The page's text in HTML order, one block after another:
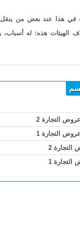
في هذا عند بعض من
الهيئات هذه: له أسباب،
التجارة 2
التجارة 1
2
1